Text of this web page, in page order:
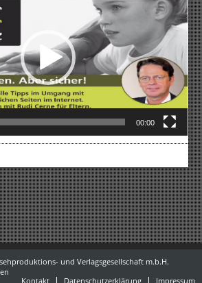
00:00
und Verlagsgesellschaft m.b.H.
Kontakt
Datenschutzerklärung Impressum